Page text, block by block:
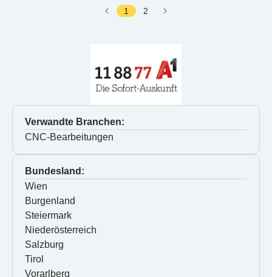
1 2
Verwandte Branchen:
CNC-Bearbeitungen
Bundesland:
Wien
Burgenland
Steiermark
Niederösterreich
Salzburg
Tirol
Vorarlberg